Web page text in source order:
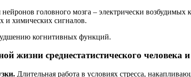
головного мозга – электрически
и химических сигналов.
когнитивных функций.
жизни среднестатистического человека
Длительная работа в условиях стресса,